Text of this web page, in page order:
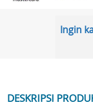
Ingin
DESKRIPSI